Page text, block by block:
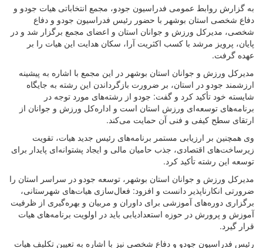
به گزارش روابط عمومی فدراسیون جودو، مجمع انتخاباتی هیات جودو و
دفاع شخصی استان بوشهر با حضور رئیس فدراسیون جودو و دفاع
شخصی، مدیرکل ورزش و جوانان استان و اعضای مجمع برگزار شد و در
پایان، پرویز مرشد با کسب اکثریت آرا، سکان هدایت این هیات را بر
عهده گرفت.
مدیرکل ورزش و جوانان استان بوشهر در این مجمع با اشاره به پیشینه
ارزشمند جودو در استان، بر ضرورت بازگرداندن این رشته به جایگاه
شایسته خود تأکید کرد و گفت: جودو از رشته‌های مورد توجه در
برنامه‌های توسعه‌ای ورزش استان است و اداره‌کل ورزش و جوانان از
ارتقای سطح کیفی و فنی آن حمایت می‌کند.
وی همچنین بر ارزیابی مستمر برنامه‌های رئیس جدید هیات، تقویت
زیرساخت‌های اقتصادی، جذب حامیان مالی و ایجاد پشتوانه‌ای پایدار برای
توسعه این رشته تأکید کرد.
مدیرکل ورزش و جوانان استان بوشهر، توسعه جودو در سراسر استان را
ضرورتی انکارناپذیر دانست و افزود: فعال‌سازی هیات‌های شهرستانی،
برگزاری دوره‌های آموزشی برای داوران و مربیان و بهره‌گیری از ظرفیت
آموزش و پرورش در حوزه استعدادیابی باید در اولویت برنامه‌های هیات
قرار گیرد.
رئیس فدراسیون جودو و دفاع شخصی نیز با اشاره به تعیین تکلیف هیات